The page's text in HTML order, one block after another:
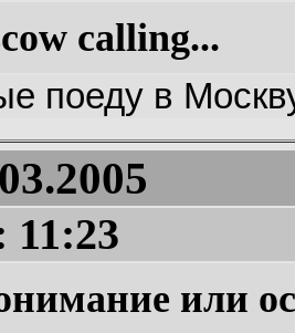
calling...
поеду в
11:23
или